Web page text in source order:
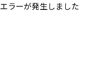
エラーが発生しました